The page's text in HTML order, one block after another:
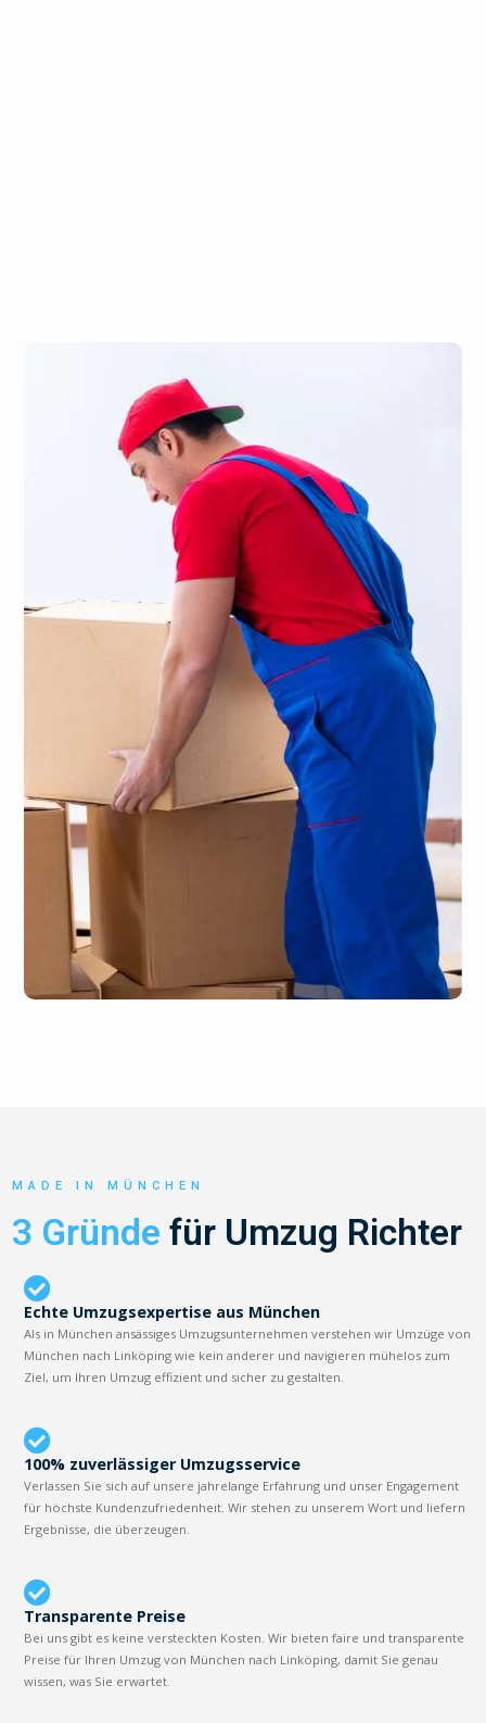
MADE IN MÜNCHEN
3 Gründe für Umzug Richter
Echte Umzugsexpertise aus München
Als in München ansässiges Umzugsunternehmen verstehen wir Umzüge von
München nach Linköping wie kein anderer und navigieren mühelos zum
Ziel, um Ihren Umzug effizient und sicher zu gestalten.
100% zuverlässiger Umzugsservice
Verlassen Sie sich auf unsere jahrelange Erfahrung und unser Engagement
für höchste Kundenzufriedenheit. Wir stehen zu unserem Wort und liefern
Ergebnisse, die überzeugen.
Transparente Preise
Bei uns gibt es keine versteckten Kosten. Wir bieten faire und transparente
Preise für Ihren Umzug von München nach Linköping, damit Sie genau
wissen, was Sie erwartet.